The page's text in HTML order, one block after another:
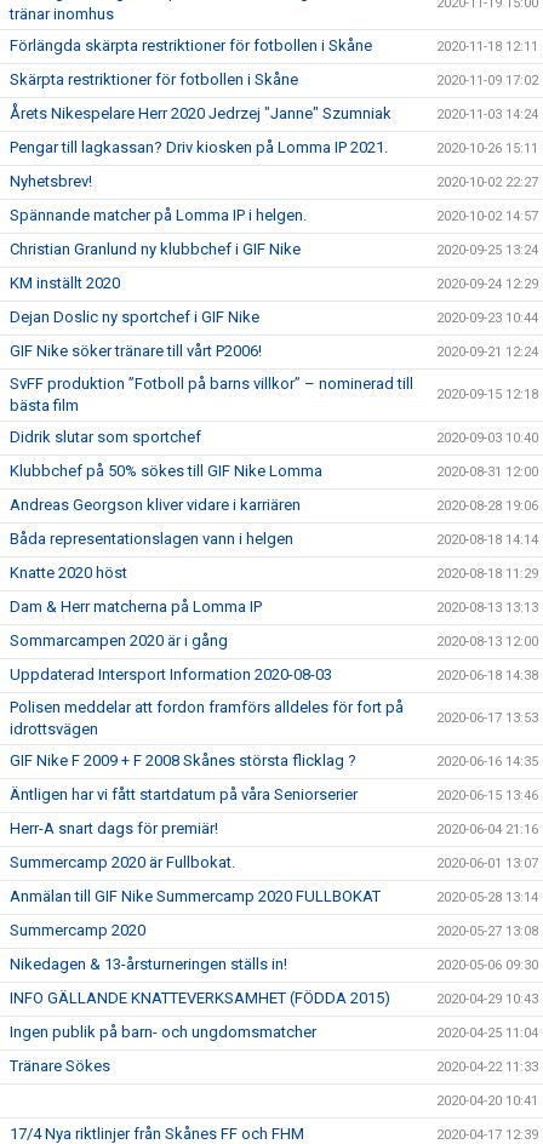
tränar inomhus
Förlängda skärpta restriktioner för fotbollen i Skåne 2020-11-18 12:11
Skärpta restriktioner för fotbollen i Skåne 2020-11-09 17:02
Årets Nikespelare Herr 2020 Jedrzej "Janne" Szumniak 2020-11-03 14:24
Pengar till lagkassan? Driv kiosken på Lomma IP 2021. 2020-10-26 15:11
Nyhetsbrev! 2020-10-02 22:27
Spännande matcher på Lomma IP i helgen. 2020-10-02 14:57
Christian Granlund ny klubbchef i GIF Nike 2020-09-25 13:24
KM inställt 2020 2020-09-24 12:29
Dejan Doslic ny sportchef i GIF Nike 2020-09-23 10:44
GIF Nike söker tränare till vårt P2006! 2020-09-21 12:24
SvFF produktion ”Fotboll på barns villkor” – nominerad till
bästa film
2020-09-15 12:18
Didrik slutar som sportchef 2020-09-03 10:40
Klubbchef på 50% sökes till GIF Nike Lomma 2020-08-31 12:00
Andreas Georgson kliver vidare i karriären 2020-08-28 19:06
Båda representationslagen vann i helgen 2020-08-18 14:14
Knatte 2020 höst 2020-08-18 11:29
Dam & Herr matcherna på Lomma IP 2020-08-13 13:13
Sommarcampen 2020 är i gång 2020-08-13 12:00
Uppdaterad Intersport Information 2020-08-03 2020-06-18 14:38
Polisen meddelar att fordon framförs alldeles för fort på
idrottsvägen
2020-06-17 13:53
GIF Nike F 2009 + F 2008 Skånes största flicklag ? 2020-06-16 14:35
Äntligen har vi fått startdatum på våra Seniorserier 2020-06-15 13:46
Herr-A snart dags för premiär! 2020-06-04 21:16
Summercamp 2020 är Fullbokat. 2020-06-01 13:07
Anmälan till GIF Nike Summercamp 2020 FULLBOKAT 2020-05-28 13:14
Summercamp 2020 2020-05-27 13:08
Nikedagen & 13-årsturneringen ställs in! 2020-05-06 09:30
INFO GÄLLANDE KNATTEVERKSAMHET (FÖDDA 2015) 2020-04-29 10:43
Ingen publik på barn- och ungdomsmatcher 2020-04-25 11:04
Tränare Sökes 2020-04-22 11:33
2020-04-20 10:41
17/4 Nya riktlinjer från Skånes FF och FHM 2020-04-17 12:39